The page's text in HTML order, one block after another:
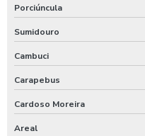
Lavadora self service de carros
Lavagem automática de carros
Lavagem automática de veículos
Lavagem de caminhão
Porciúncula
Sumidouro
Cambuci
Carapebus
Cardoso Moreira
Areal